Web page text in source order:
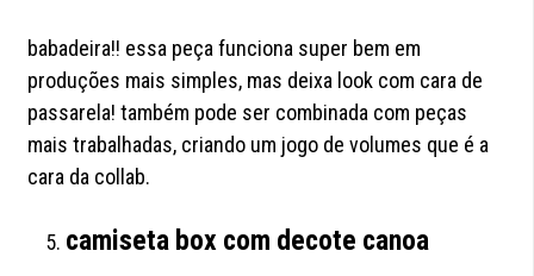
babadeira!! essa peça funciona super bem em
produções mais simples, mas deixa look com cara de
passarela! também pode ser combinada com peças
mais trabalhadas, criando um jogo de volumes que é a
cara da collab.
camiseta box com decote canoa